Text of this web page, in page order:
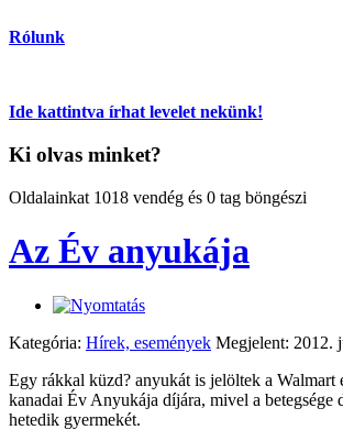
Rólunk
Ide kattintva írhat levelet nekünk!
Ki olvas minket?
Oldalainkat 1018 vendég és 0 tag böngészi
Az Év anyukája
Kategória: Hírek, események Megjelent: 2012.
Egy rákkal küzd? anyukát is jelöltek a Walmart
kanadai Év Anyukája díjára, mivel a betegsége
hetedik gyermekét.